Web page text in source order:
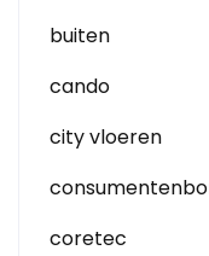
buiten
cando
city vloeren
coretec